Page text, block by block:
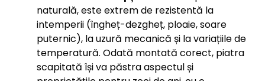
naturală, este extrem de rezistentă la
intemperii (îngheț-dezgheț, ploaie, soare
puternic), la uzură mecanică și la variațiile de
temperatură. Odată montată corect, piatra
scapitată își va păstra aspectul și